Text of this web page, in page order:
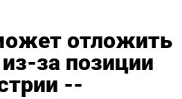
отложить
за позиции
--